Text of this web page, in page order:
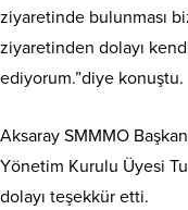
ziyaretinde bulunması
ziyaretinden dolayı
ediyorum.”diye konuştu.
Aksaray SMMMO
Yönetim Kurulu Üyesi
dolayı teşekkür etti.